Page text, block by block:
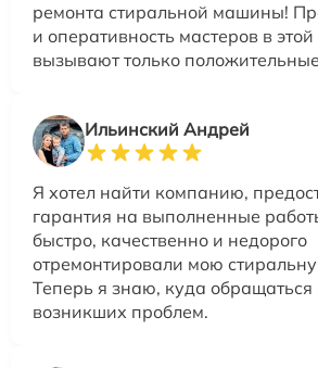
ремонта стиральной машины!
и оперативность мастеров в
вызывают только
Ильинский Андрей
Я хотел найти компанию,
гарантия на выполненные
быстро, качественно и недорого
отремонтировали мою
Теперь я знаю, куда обращаться
возникших проблем.